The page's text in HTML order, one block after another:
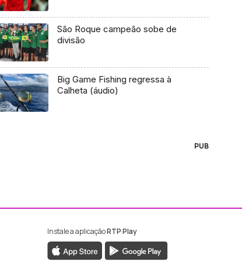
São Roque campeão sobe de
divisão
Big Game Fishing regressa à
Calheta (áudio)
PUB
da RTP Madeira
da RTP Madeira
Instale a aplicaçãoRTP Play